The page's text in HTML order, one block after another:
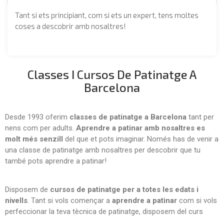
Tant si ets principiant, com si ets un expert, tens moltes
coses a descobrir amb nosaltres!
Classes I Cursos De Patinatge A
Barcelona
Desde 1993 oferim classes de patinatge a Barcelona tant per
nens com per adults. Aprendre a patinar amb nosaltres es
molt més senzill
del que et pots imaginar. Només has de venir a
una classe de patinatge amb nosaltres per descobrir que tu
també pots aprendre a patinar!
Disposem de cursos de patinatge per a totes les edats i
nivells. Tant si vols començar a aprendre a patinar com si vols
perfeccionar la teva tècnica de patinatge, disposem del curs